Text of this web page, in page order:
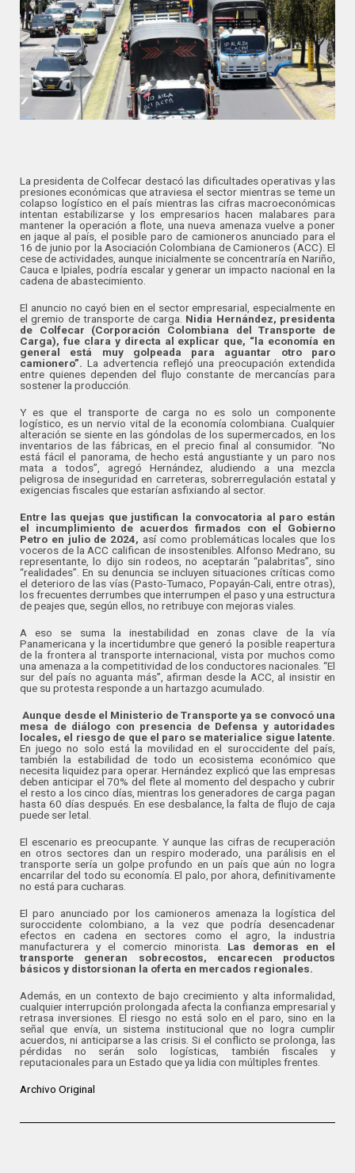
La presidenta de Colfecar destacó las dificultades operativas y las
presiones económicas que atraviesa el sector mientras se teme un
colapso logístico en el país mientras las cifras macroeconómicas
intentan estabilizarse y los empresarios hacen malabares para
mantener la operación a flote, una nueva amenaza vuelve a poner
en jaque al país, el posible paro de camioneros anunciado para el
16 de junio por la Asociación Colombiana de Camioneros (ACC). El
cese de actividades, aunque inicialmente se concentraría en Nariño,
Cauca e Ipiales, podría escalar y generar un impacto nacional en la
cadena de abastecimiento.
El anuncio no cayó bien en el sector empresarial, especialmente en
el gremio de transporte de carga. Nidia Hernández, presidenta
de Colfecar (Corporación Colombiana del Transporte de
Carga), fue clara y directa al explicar que, “la economía en
general está muy golpeada para aguantar otro paro
camionero”. La advertencia reflejó una preocupación extendida
entre quienes dependen del flujo constante de mercancías para
sostener la producción.
Y es que el transporte de carga no es solo un componente
logístico, es un nervio vital de la economía colombiana. Cualquier
alteración se siente en las góndolas de los supermercados, en los
inventarios de las fábricas, en el precio final al consumidor. “No
está fácil el panorama, de hecho está angustiante y un paro nos
mata a todos”, agregó Hernández, aludiendo a una mezcla
peligrosa de inseguridad en carreteras, sobrerregulación estatal y
exigencias fiscales que estarían asfixiando al sector.
Entre las quejas que justifican la convocatoria al paro están
el incumplimiento de acuerdos firmados con el Gobierno
Petro en julio de 2024, así como problemáticas locales que los
voceros de la ACC califican de insostenibles. Alfonso Medrano, su
representante, lo dijo sin rodeos, no aceptarán “palabritas”, sino
“realidades”. En su denuncia se incluyen situaciones críticas como
el deterioro de las vías (Pasto-Tumaco, Popayán-Cali, entre otras),
los frecuentes derrumbes que interrumpen el paso y una estructura
de peajes que, según ellos, no retribuye con mejoras viales.
A eso se suma la inestabilidad en zonas clave de la vía
Panamericana y la incertidumbre que generó la posible reapertura
de la frontera al transporte internacional, vista por muchos como
una amenaza a la competitividad de los conductores nacionales. “El
sur del país no aguanta más”, afirman desde la ACC, al insistir en
que su protesta responde a un hartazgo acumulado.
Aunque desde el Ministerio de Transporte ya se convocó una
mesa de diálogo con presencia de Defensa y autoridades
locales, el riesgo de que el paro se materialice sigue latente.
En juego no solo está la movilidad en el suroccidente del país,
también la estabilidad de todo un ecosistema económico que
necesita liquidez para operar. Hernández explicó que las empresas
deben anticipar el 70% del flete al momento del despacho y cubrir
el resto a los cinco días, mientras los generadores de carga pagan
hasta 60 días después. En ese desbalance, la falta de flujo de caja
puede ser letal.
El escenario es preocupante. Y aunque las cifras de recuperación
en otros sectores dan un respiro moderado, una parálisis en el
transporte sería un golpe profundo en un país que aún no logra
encarrilar del todo su economía. El palo, por ahora, definitivamente
no está para cucharas.
El paro anunciado por los camioneros amenaza la logística del
suroccidente colombiano, a la vez que podría desencadenar
efectos en cadena en sectores como el agro, la industria
manufacturera y el comercio minorista. Las demoras en el
transporte generan sobrecostos, encarecen productos
básicos y distorsionan la oferta en mercados regionales.
Además, en un contexto de bajo crecimiento y alta informalidad,
cualquier interrupción prolongada afecta la confianza empresarial y
retrasa inversiones. El riesgo no está solo en el paro, sino en la
señal que envía, un sistema institucional que no logra cumplir
acuerdos, ni anticiparse a las crisis. Si el conflicto se prolonga, las
pérdidas no serán solo logísticas, también fiscales y
reputacionales para un Estado que ya lidia con múltiples frentes.
Archivo Original